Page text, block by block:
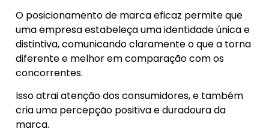
O posicionamento de marca eficaz permite que
uma empresa estabeleça uma identidade única e
distintiva, comunicando claramente o que a torna
diferente e melhor em comparação com os
concorrentes.
Isso atrai atenção dos consumidores, e também
cria uma percepção positiva e duradoura da
marca.